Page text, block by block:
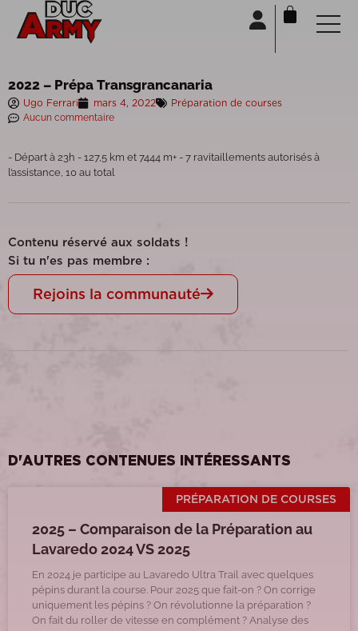
2022 – Prépa Transgrancanaria
Ugo Ferrari mars 4, 2022 Préparation de courses
Aucun commentaire
- Départ à 23h - 127,5 km et 7444 m+ - 7 ravitaillements autorisés à
l’assistance, 10 au total
Contenu réservé aux soldats !
Si tu n'es pas membre :
Rejoins la communauté
D'AUTRES CONTENUES INTÉRESSANTS
PRÉPARATION DE COURSES
2025 – Comparaison de la Préparation au
Lavaredo 2024 VS 2025
En 2024 je participe au Lavaredo Ultra Trail avec quelques
pépins durant la course. Pour 2025 que fait-on ? On corrige
uniquement les pépins ? On révolutionne la préparation ?
On fait du roller de vitesse en complément ? Analyse des
Panneau de gestion des cookies